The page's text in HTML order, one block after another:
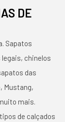
DE
Sapatos
chinelos
das
Mustang,
mais.
de calçados